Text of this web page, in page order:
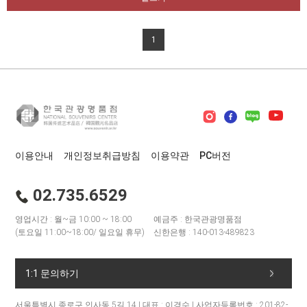
1
이용안내 개인정보취급방침 이용약관 PC버전
02.735.6529
영업시간 : 월~금 10:00 ~ 18:00
(토요일 11:00~18:00/ 일요일 휴무)
예금주 : 한국관광명품점
신한은행 : 140-013-489823
1:1 문의하기
서울특별시 종로구 인사동 5길 14 | 대표 : 이경수 | 사업자등록번호 : 201-82-